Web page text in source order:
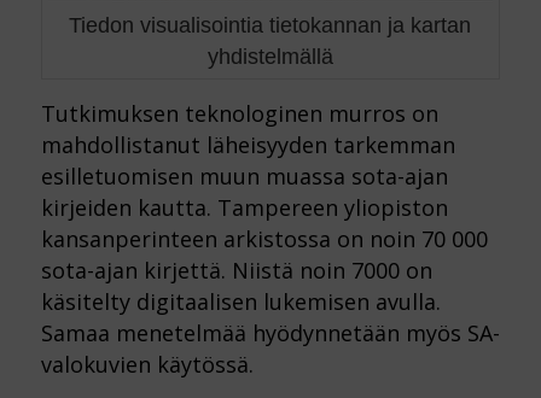
Tiedon visualisointia tietokannan ja kartan
yhdistelmällä
Tutkimuksen teknologinen murros on
mahdollistanut läheisyyden tarkemman
esilletuomisen muun muassa sota-ajan
kirjeiden kautta. Tampereen yliopiston
kansanperinteen arkistossa on noin 70 000
sota-ajan kirjettä. Niistä noin 7000 on
käsitelty digitaalisen lukemisen avulla.
Samaa menetelmää hyödynnetään myös SA-
valokuvien käytössä.